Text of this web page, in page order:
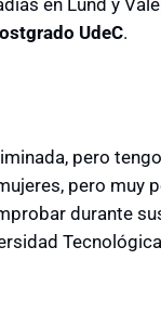
UdeC.
pero
pero muy
durante
Tecnológica